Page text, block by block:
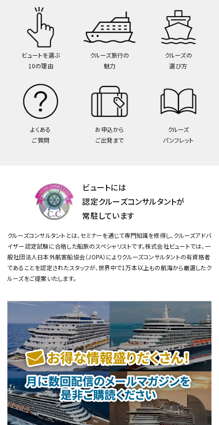
ビュートを選ぶ
10の理由
クルーズ旅行の
魅力
クルーズの
選び方
よくある
ご質問
お申込から
ご出発まで
クルーズ
パンフレット
ビュートには
認定クルーズコンサルタントが
常駐しています
クルーズコンサルタントとは、セミナーを通じて専門知識を修得し、クルーズアドバ
イザー認定試験に合格した船旅のスペシャリストです。株式会社ビュートでは、一
般社団法人日本外航客船協会（JOPA）によりクルーズコンサルタントの有資格者
であることを認定されたスタッフが、世界中で1万本以上もの航海から厳選したク
ルーズをご提案いたします。